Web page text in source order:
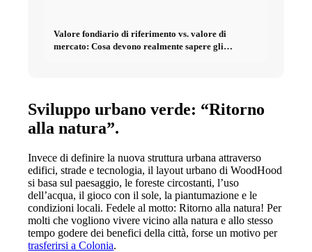
Valore fondiario di riferimento vs. valore di
mercato: Cosa devono realmente sapere gli
Sviluppo urbano verde: “Ritorno
alla natura”.
Invece di definire la nuova struttura urbana attraverso
edifici, strade e tecnologia, il layout urbano di WoodHood
si basa sul paesaggio, le foreste circostanti, l’uso
dell’acqua, il gioco con il sole, la piantumazione e le
condizioni locali. Fedele al motto: Ritorno alla natura! Per
molti che vogliono vivere vicino alla natura e allo stesso
tempo godere dei benefici della città, forse un motivo per
trasferirsi a Colonia.